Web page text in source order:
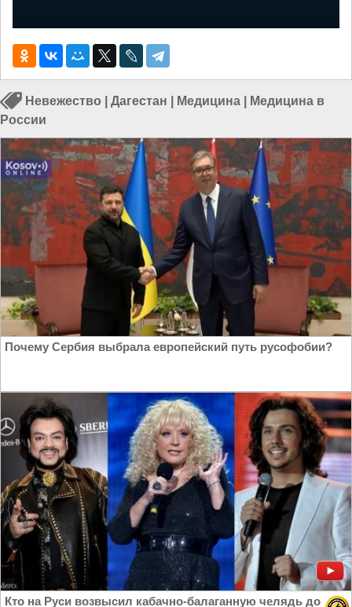
Невежество Дагестан Медицина
Медицина в
России
Почему Сербия выбрала европейский путь русофобии?
Кто на Руси возвысил кабачно-балаганную челядь до